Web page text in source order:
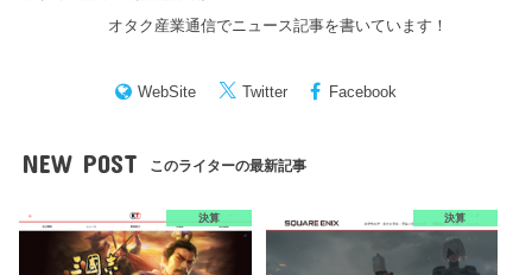
オタク産業通信でニュース記事を書いています！
WebSite Twitter Facebook
NEW POST このライターの最新記事
決算 決算